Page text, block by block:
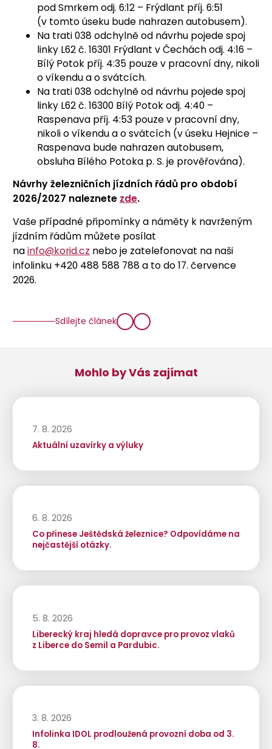
pod Smrkem odj. 6:12 – Frýdlant příj. 6:51
(v tomto úseku bude nahrazen autobusem).
Na trati 038 odchylně od návrhu pojede spoj
linky L62 č. 16301 Frýdlant v Čechách odj. 4:16 –
Bílý Potok příj. 4:35 pouze v pracovní dny, nikoli
o víkendu a o svátcích.
Na trati 038 odchylně od návrhu pojede spoj
linky L62 č. 16300 Bílý Potok odj. 4:40 –
Raspenava příj. 4:53 pouze v pracovní dny,
nikoli o víkendu a o svátcích (v úseku Hejnice –
Raspenava bude nahrazen autobusem,
obsluha Bílého Potoka p. S. je prověřována).
Návrhy železničních jízdních řádů pro období
2026/2027 naleznete zde.
Vaše případné připomínky a náměty k navrženým
jízdním řádům můžete posílat
nainfo@korid.cz nebo je zatelefonovat na naši
infolinku +420 488 588 788 a to do 17. července
2026.
Sdílejte článek
Mohlo by Vás zajímat
7. 8. 2026
Aktuální uzavírky a výluky
6. 8. 2026
Co přinese Ještědská železnice? Odpovídáme na
nejčastější otázky.
5. 8. 2026
Liberecký kraj hledá dopravce pro provoz vlaků
z Liberce do Semil a Pardubic.
3. 8. 2026
Infolinka IDOL prodloužená provozní doba od 3.
8.